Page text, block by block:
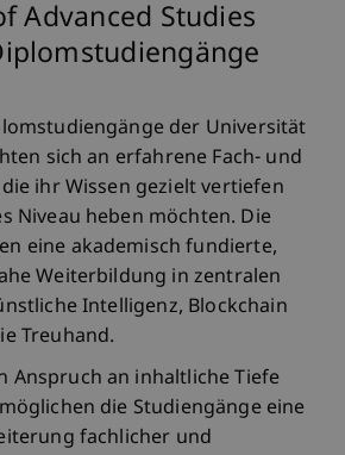
Advanced Studies
der Universität
sich an erfahrene Fach- und
ihr Wissen gezielt vertiefen
Niveau heben möchten. Die
eine akademisch fundierte,
Weiterbildung in zentralen
Intelligenz, Blockchain
Treuhand.
Anspruch an inhaltliche Tiefe
die Studiengänge eine
fachlicher und